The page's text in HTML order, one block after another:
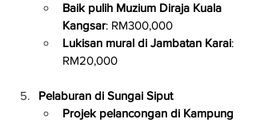
Baik pulih Muzium Diraja Kuala
Kangsar: RM300,000
Lukisan mural di Jambatan Karai:
RM20,000
Pelaburan di Sungai Siput
Projek pelancongan di Kampung